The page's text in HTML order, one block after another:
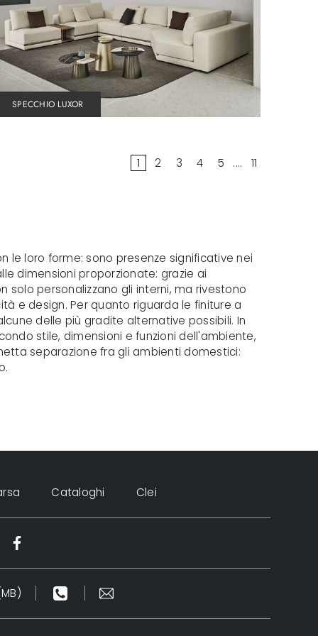
SPECCHIO LUXOR
1 2 3 4 5 .... 11
le loro forme: sono presenze significative nei
dimensioni proporzionate: grazie ai
solo personalizzano gli interni, ma rivestono
e design. Per quanto riguarda le finiture a
delle più gradite alternative possibili. In
stile, dimensioni e funzioni dell'ambiente,
separazione fra gli ambienti domestici:
Cataloghi Clei